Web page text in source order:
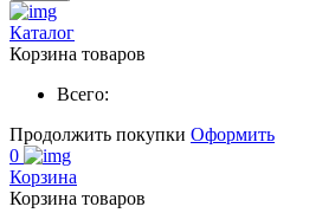
Каталог
Корзина товаров
Всего:
Продолжить покупки Оформить
0
Корзина
Корзина товаров